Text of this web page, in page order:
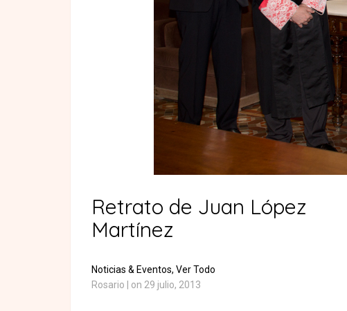
Retrato de Juan López
Martínez
Noticias & Eventos, Ver Todo
Rosario
on 29 julio, 2013